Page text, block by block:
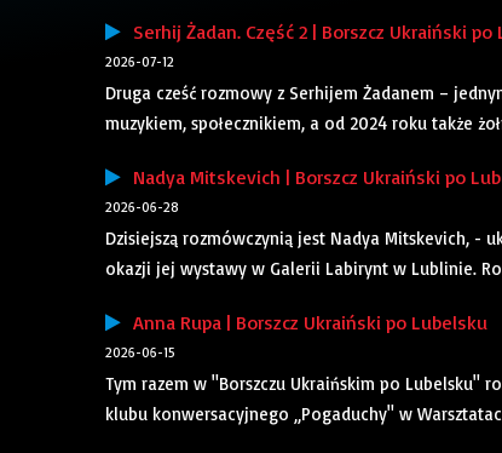
Serhij Żadan. Część 2 | Borszcz Ukraiński po
2026-07-12
Druga cześć rozmowy z Serhijem Żadanem –
muzykiem, społecznikiem, a od 2024 roku także
Nadya Mitskevich | Borszcz Ukraiński po
2026-06-28
Dzisiejszą rozmówczynią jest Nadya Mitskevich, -
okazji jej wystawy w Galerii Labirynt w Lublinie.
Anna Rupa | Borszcz Ukraiński po Lubelsku
2026-06-15
Tym razem w "Borszczu Ukraińskim po Lubelsku"
klubu konwersacyjnego „Pogaduchy" w